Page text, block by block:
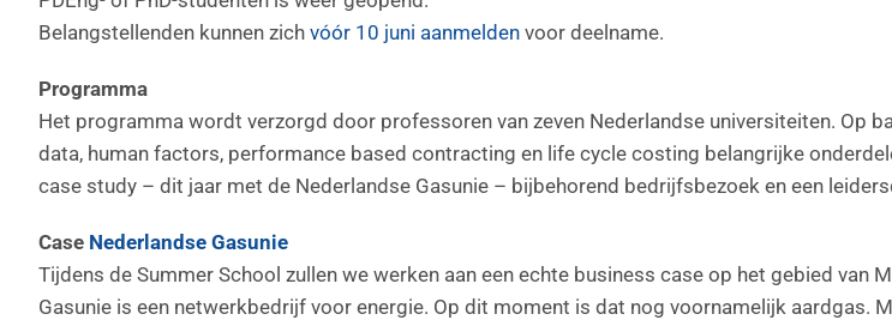
Belangstellenden kunnen zich vóór 10 juni aanmelden voor deelname.
Programma
Het programma wordt verzorgd door professoren van zeven Nederlandse universiteiten. Op
data, human factors, performance based contracting en life cycle costing belangrijke
case study – dit jaar met de Nederlandse Gasunie – bijbehorend bedrijfsbezoek en een
Case Nederlandse Gasunie
Tijdens de Summer School zullen we werken aan een echte business case op het gebied van
Gasunie is een netwerkbedrijf voor energie. Op dit moment is dat nog voornamelijk aardgas.